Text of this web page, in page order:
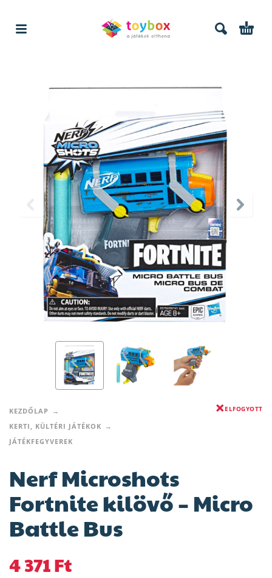
KEZDŐLAP
KERTI, KÜLTÉRI JÁTÉKOK
JÁTÉKFEGYVEREK
ELFOGYOTT
Nerf Microshots
Fortnite kilövő – Micro
Battle Bus
4 371Ft